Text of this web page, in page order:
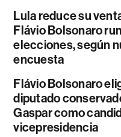
Lula reduce su
Flávio Bolsonaro
elecciones, según
encuesta
Flávio Bolsonaro
diputado
Gaspar como
vicepresidencia